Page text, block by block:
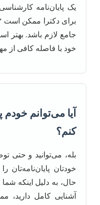
جامع لازم باشد. بهتر
خود با فاصله کافی از
آیا می‌توانم خودم
کنم؟
بله، می‌توانید و حتی
خودتان پایان‌نامه‌تان
حال، به دلیل اینکه
آشنایی کامل دارید،